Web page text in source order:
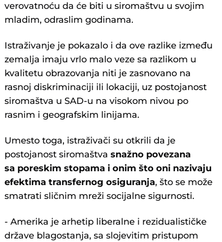
verovatnoću da će biti u siromaštvu u svojim
mladim, odraslim godinama.
Istraživanje je pokazalo i da ove razlike između
zemalja imaju vrlo malo veze sa razlikom u
kvalitetu obrazovanja niti je zasnovano na
rasnoj diskriminaciji ili lokaciji, uz postojanost
siromaštva u SAD-u na visokom nivou po
rasnim i geografskim linijama.
Umesto toga, istraživači su otkrili da je
postojanost siromaštvasnažno povezana
sa poreskim stopama i onim što oni nazivaju
efektima transfernog osiguranja, što se može
smatrati sličnim mreži socijalne sigurnosti.
- Amerika je arhetip liberalne i rezidualističke
države blagostanja, sa slojevitim pristupom